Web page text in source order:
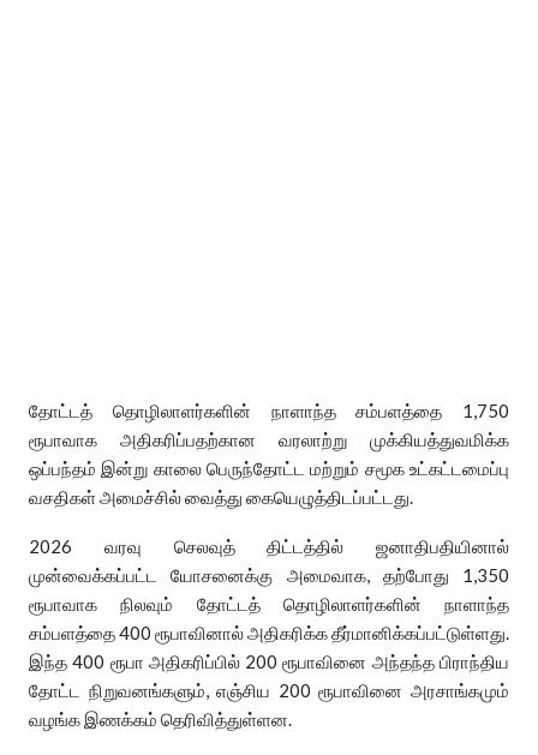
தோட்டத் தொழிலாளர்களின் நாளாந்த சம்பளத்தை 1,750
ரூபாவாக அதிகரிப்பதற்கான வரலாற்று முக்கியத்துவமிக்க
ஒப்பந்தம் இன்று காலை பெருந்தோட்ட மற்றும் சமூக உட்கட்டமைப்பு
வசதிகள் அமைச்சில் வைத்து கையெழுத்திடப்பட்டது.
2026 வரவு செலவுத் திட்டத்தில் ஜனாதிபதியினால்
முன்வைக்கப்பட்ட யோசனைக்கு அமைவாக, தற்போது 1,350
ரூபாவாக நிலவும் தோட்டத் தொழிலாளர்களின் நாளாந்த
சம்பளத்தை 400 ரூபாவினால் அதிகரிக்க தீர்மானிக்கப்பட்டுள்ளது.
இந்த 400 ரூபா அதிகரிப்பில் 200 ரூபாவினை அந்தந்த பிராந்திய
தோட்ட நிறுவனங்களும், எஞ்சிய 200 ரூபாவினை அரசாங்கமும்
வழங்க இணக்கம் தெரிவித்துள்ளன.